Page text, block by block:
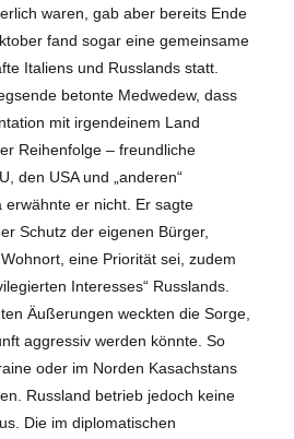
waren, gab aber bereits Ende
fand sogar eine gemeinsame
Italiens und Russlands statt.
betonte Medwedew, dass
mit irgendeinem Land
Reihenfolge – freundliche
den USA und „anderen“
erwähnte er nicht. Er sagte
Schutz der eigenen Bürger,
eine Priorität sei, zudem
Interesses“ Russlands.
Äußerungen weckten die Sorge,
aggressiv werden könnte. So
oder im Norden Kasachstans
Russland betrieb jedoch keine
Die im diplomatischen